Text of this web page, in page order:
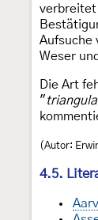
verbreitet
Aufsuche
Weser
Die Art
"
(Autor:
4.5.